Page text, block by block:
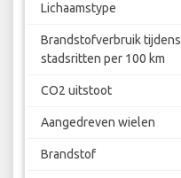
Lichaamstype
Brandstofverbruik tijdens
stadsritten per 100 km
CO2 uitstoot
Aangedreven wielen
Brandstof